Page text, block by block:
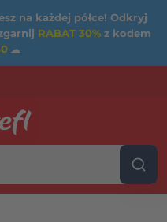
na każdej półce! Odkryj
RABAT 30% z kodem
☁